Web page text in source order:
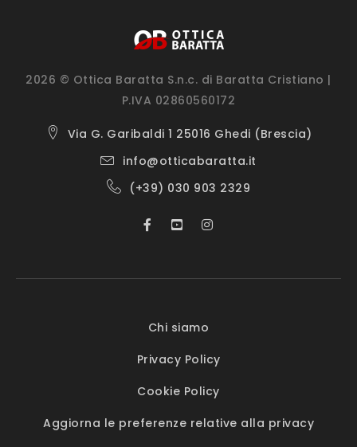
2026 © Ottica Baratta S.n.c. di Baratta Cristiano |
P.IVA 02860560172
Via G. Garibaldi 1 25016 Ghedi (Brescia)
info@otticabaratta.it
(+39) 030 903 2329
Chi siamo
Privacy Policy
Cookie Policy
Aggiorna le preferenze relative alla privacy